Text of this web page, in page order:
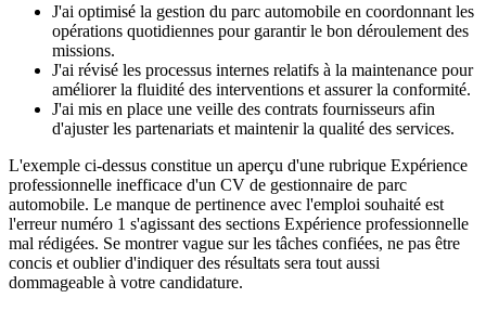
J'ai optimisé la gestion du parc automobile en coordonnant les
opérations quotidiennes pour garantir le bon déroulement des
missions.
J'ai révisé les processus internes relatifs à la maintenance pour
améliorer la fluidité des interventions et assurer la conformité.
J'ai mis en place une veille des contrats fournisseurs afin
d'ajuster les partenariats et maintenir la qualité des services.
L'exemple ci-dessus constitue un aperçu d'une rubrique Expérience
professionnelle inefficace d'un CV de gestionnaire de parc
automobile. Le manque de pertinence avec l'emploi souhaité est
l'erreur numéro 1 s'agissant des sections Expérience professionnelle
mal rédigées. Se montrer vague sur les tâches confiées, ne pas être
concis et oublier d'indiquer des résultats sera tout aussi
dommageable à votre candidature.